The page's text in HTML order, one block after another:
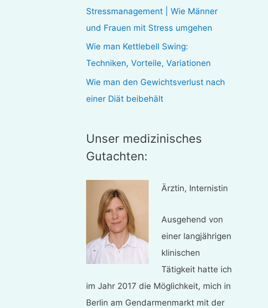
:Stressmanagement | Wie Männer
und Frauen mit Stress umgehen
Wie man Kettlebell Swing:
Techniken, Vorteile, Variationen
Wie man den Gewichtsverlust nach
einer Diät beibehält
Unser medizinisches
Gutachten:
Ärztin, Internistin
Ausgehend von
einer langjährigen
klinischen
Tätigkeit hatte ich
im Jahr 2017 die Möglichkeit, mich in
Berlin am Gendarmenmarkt mit der